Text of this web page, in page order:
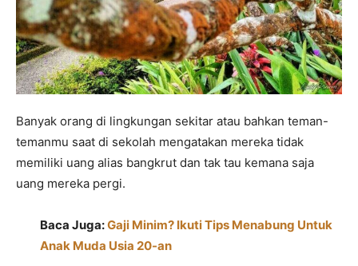
Banyak orang di lingkungan sekitar atau bahkan teman-
temanmu saat di sekolah mengatakan mereka tidak
memiliki uang alias bangkrut dan tak tau kemana saja
uang mereka pergi.
Baca Juga:Gaji Minim? Ikuti Tips Menabung Untuk
Anak Muda Usia 20-an